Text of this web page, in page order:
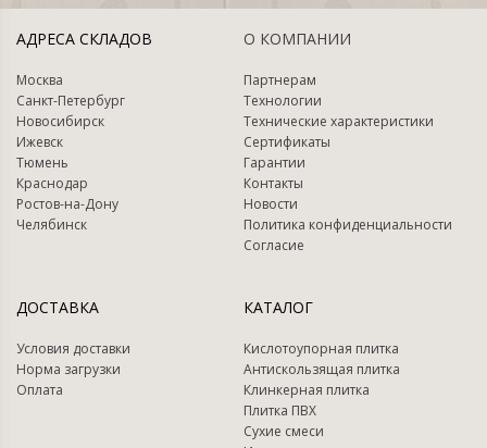
АДРЕСА СКЛАДОВ
Москва
Санкт-Петербург
Новосибирск
Ижевск
Тюмень
Краснодар
Ростов-на-Дону
Челябинск
О КОМПАНИИ
Партнерам
Технологии
Технические характеристики
Сертификаты
Гарантии
Контакты
Новости
Политика конфиденциальности
Согласие
ДОСТАВКА
Условия доставки
Норма загрузки
Оплата
КАТАЛОГ
Кислотоупорная плитка
Антискользящая плитка
Клинкерная плитка
Плитка ПВХ
Сухие смеси